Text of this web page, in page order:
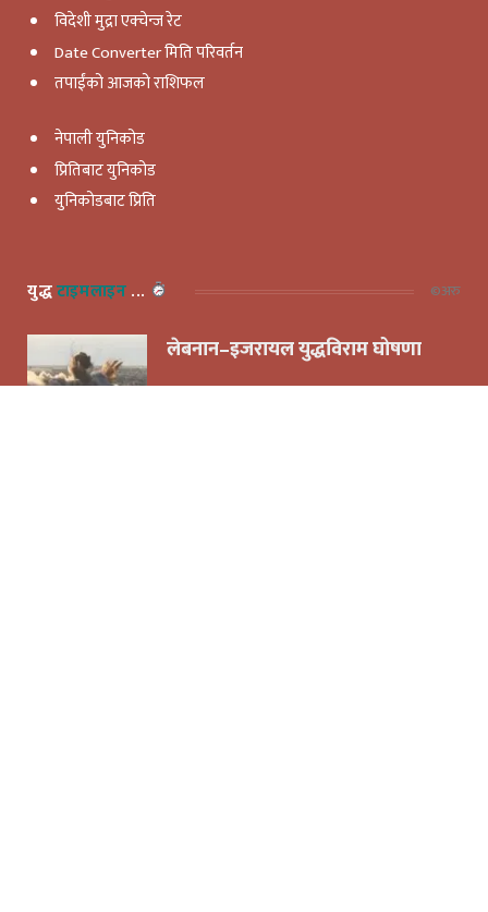
विदेशी मुद्रा एक्चेन्ज रेट
Date Converter मिति परिवर्तन
तपाईंको आजको राशिफल
नेपाली युनिकोड
प्रितिबाट युनिकोड
युनिकोडबाट प्रिति
युद्धटाइमलाइन ... ©️अरु
लेबनान–इजरायल युद्धविराम घोषणा